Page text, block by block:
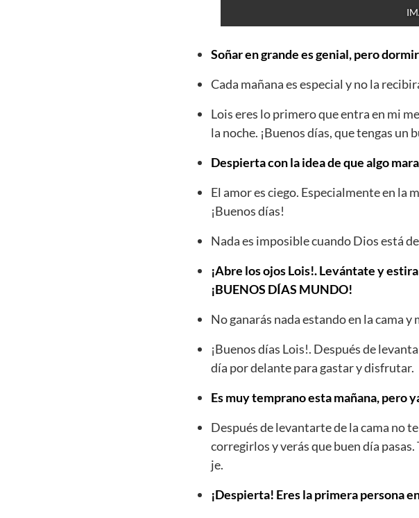
Soñar en grande es genial, pero
Cada mañana es especial y no la
Lois eres lo primero que entra en mi
la noche. ¡Buenos días, que tengas un
Despierta con la idea de que algo
El amor es ciego. Especialmente en la
¡Buenos días!
Nada es imposible cuando Dios está
¡Abre los ojos Lois!. Levántate y
¡BUENOS DÍAS MUNDO!
No ganarás nada estando en la cama
¡Buenos días Lois!. Después de
día por delante para gastar y disfrutar.
Es muy temprano esta mañana, pero
Después de levantarte de la cama no
corregirlos y verás que buen día pasas.
je.
¡Despierta! Eres la primera persona